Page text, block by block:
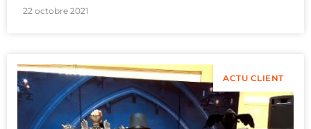
22 octobre 2021
ACTU CLIENT